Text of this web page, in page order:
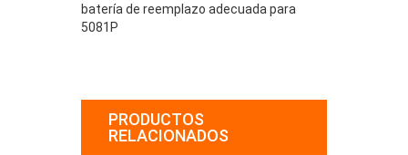
batería de reemplazo adecuada para
5081P
PRODUCTOS
RELACIONADOS